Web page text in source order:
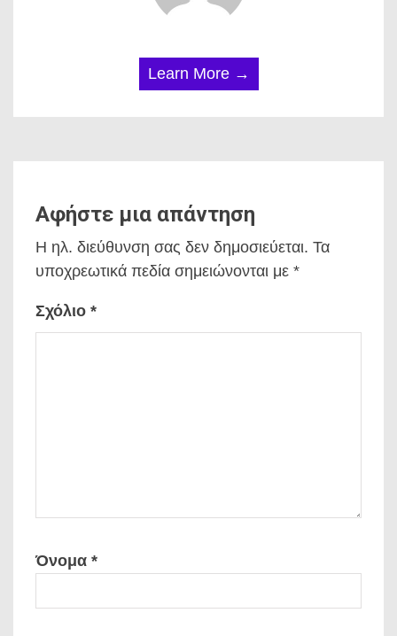
Learn More →
Αφήστε μια απάντηση
Η ηλ. διεύθυνση σας δεν δημοσιεύεται. Τα
υποχρεωτικά πεδία σημειώνονται με *
Σχόλιο *
Όνομα *